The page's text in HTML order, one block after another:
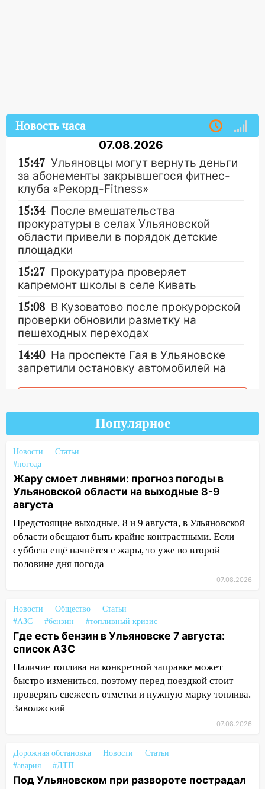
Новость часа
07.08.2026
15:47 Ульяновцы могут вернуть деньги
за абонементы закрывшегося фитнес-
клуба «Рекорд-Fitness»
15:34 После вмешательства
прокуратуры в селах Ульяновской
области привели в порядок детские
площадки
15:27 Прокуратура проверяет
капремонт школы в селе Кивать
15:08 В Кузоватово после прокурорской
проверки обновили разметку на
пешеходных переходах
14:40 На проспекте Гая в Ульяновске
запретили остановку автомобилей на
большой фестиваль «Наше время» с
мотофристайлом и концертом
14:04
погоды в Ульяновской области на
выходные 8-9 августа
13:30 В Ульяновске транспортные
полицейские проведут акцию «Час
пассажира»
13:20 В Ульяновске за один день
обокрали женщину на пляже и
13:01
В Димитровграде мужчина
выбросил из машины страйкбольную
гранату: его задержали
12:34
На Ульяновскую область
надвигается сильнейшая непогода: град
и шквал до 27 м/с
12:31 Ульяновец хотел купить иномарку
столкнулись «Лада» и Chevrolet:
пострадал 14-летний подросток
Популярное
Новости
Статьи
#погода
Жару смоет ливнями: прогноз погоды в
Ульяновской области на выходные 8-9
августа
Предстоящие выходные, 8 и 9 августа, в Ульяновской
области обещают быть крайне контрастными. Если
суббота ещё начнётся с жары, то уже во второй
половине дня погода
07.08.2026
Новости Общество
Статьи
#АЗС
#бензин #топливный кризис
Где есть бензин в Ульяновске 7 августа:
список АЗС
Наличие топлива на конкретной заправке может
быстро измениться, поэтому перед поездкой стоит
проверять свежесть отметки и нужную марку топлива.
Заволжский
07.08.2026
Дорожная обстановка Новости
Статьи
#авария
#ДТП
Под Ульяновском при развороте пострадал